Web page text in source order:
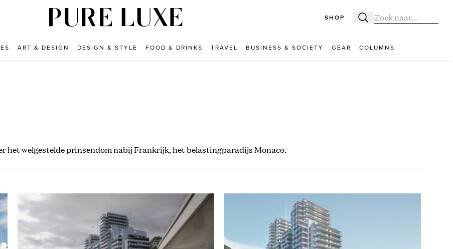
SHOP Zoeken
Zoek naar:
ART & DESIGN DESIGN & STYLE FOOD & DRINKS TRAVEL BUSINESS & SOCIETY GEAR COLUMNS
het welgestelde prinsendom nabij Frankrijk, het belastingparadijs Monaco.